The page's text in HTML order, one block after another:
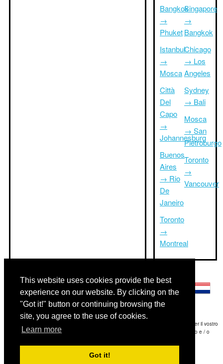
This website uses cookies provide the best
experience on our website. By clicking on the
"Got it!" button or continuing browsing the
site, you agree to the use of cookies.
Learn more
Got it!
Bangkok
→
Phuket
Istanbul
→
Mosca
Città
Del
Capo
→
Johannesburg
Buenos
Aires
→ Rio
De
Janeiro
Toronto
→
Montreal
Singapore
→
Bangkok
Chicago
→ Los
Angeles
Sydney
→ Bali
Mosca
→ San
Pietroburgo
Toronto
→
Vancouver
Disclaimer: Le informazioni visualizzate su questo sito è la nostra migliore stima e per il vostro
riferimento soltanto.Triptimeto.com non è responsabile di eventuali ritardi viaggio e / o